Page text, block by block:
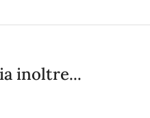
inoltre...